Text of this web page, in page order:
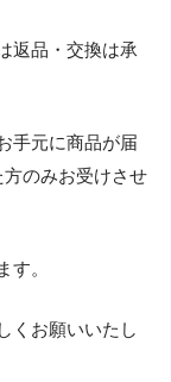
返品・交換は承
手元に商品が届
のみお受けさせ
す。
くお願いいたし